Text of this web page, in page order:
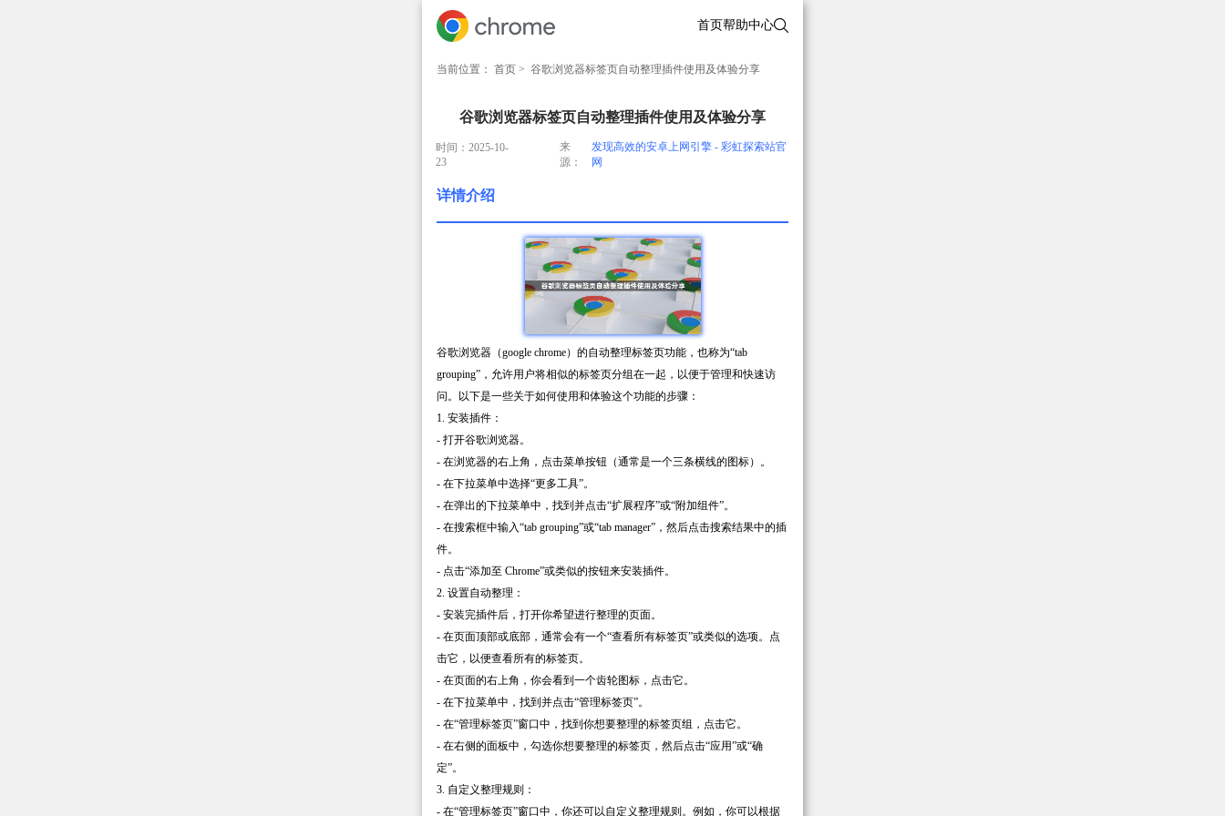
首页帮助中心
当前位置： 首页 > 谷歌浏览器标签页自动整理插件使用及体验分享
谷歌浏览器标签页自动整理插件使用及体验分享
时间：2025-10-
23
来
源：
发现高效的安卓上网引擎 - 彩虹探索站官
网
详情介绍
谷歌浏览器（google chrome）的自动整理标签页功能，也称为“tab
grouping”，允许用户将相似的标签页分组在一起，以便于管理和快速访
问。以下是一些关于如何使用和体验这个功能的步骤：
1. 安装插件：
- 打开谷歌浏览器。
- 在浏览器的右上角，点击菜单按钮（通常是一个三条横线的图标）。
- 在下拉菜单中选择“更多工具”。
- 在弹出的下拉菜单中，找到并点击“扩展程序”或“附加组件”。
- 在搜索框中输入“tab grouping”或“tab manager”，然后点击搜索结果中的插
件。
- 点击“添加至 Chrome”或类似的按钮来安装插件。
2. 设置自动整理：
- 安装完插件后，打开你希望进行整理的页面。
- 在页面顶部或底部，通常会有一个“查看所有标签页”或类似的选项。点
击它，以便查看所有的标签页。
- 在页面的右上角，你会看到一个齿轮图标，点击它。
- 在下拉菜单中，找到并点击“管理标签页”。
- 在“管理标签页”窗口中，找到你想要整理的标签页组，点击它。
- 在右侧的面板中，勾选你想要整理的标签页，然后点击“应用”或“确
定”。
3. 自定义整理规则：
- 在“管理标签页”窗口中，你还可以自定义整理规则。例如，你可以根据